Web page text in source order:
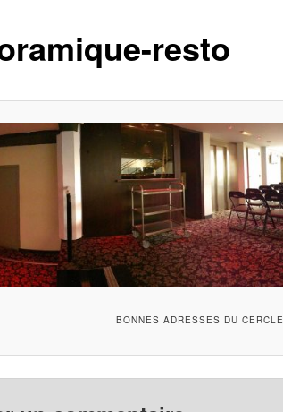
resto
BONNES ADRESSES DU CERCLE